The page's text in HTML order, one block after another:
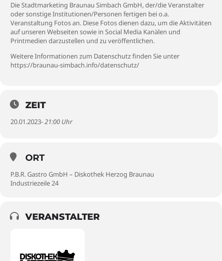
Die Stadtmarketing Braunau Simbach GmbH, der/die Veranstalter
oder sonstige Institutionen/Personen fertigen bei o.a.
Veranstaltung Fotos an. Diese Fotos dienen dazu, um die Aktivitäten
auf unseren Webseiten sowie in Social Media Kanälen und
Printmedien darzustellen und zu veröffentlichen.
Weitere Informationen zum Datenschutz finden Sie unter
https://braunau-simbach.info/datenschutz/
ZEIT
20.01.2023- 21:00 Uhr
ORT
P.B.R. Gastro GmbH – Diskothek Herzog Braunau
Industriezeile 24
VERANSTALTER